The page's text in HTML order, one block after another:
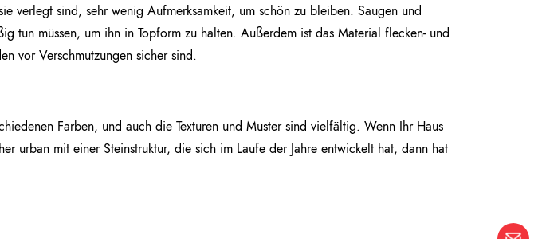
verlegt sind, sehr wenig Aufmerksamkeit, um schön zu bleiben. Saugen und
tun müssen, um ihn in Topform zu halten. Außerdem ist das Material flecken- und
vor Verschmutzungen sicher sind.
Farben, und auch die Texturen und Muster sind vielfältig. Wenn Ihr Haus
urban mit einer Steinstruktur, die sich im Laufe der Jahre entwickelt hat, dann hat